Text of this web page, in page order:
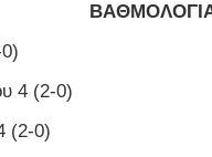
4 (2-0)
(2-0)